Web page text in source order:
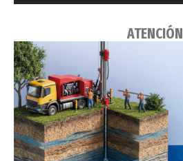
ATENCIÓN